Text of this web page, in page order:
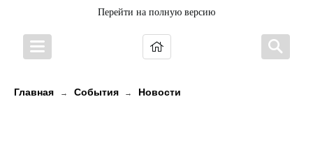
Перейти на полную версию
Главная → События → Новости